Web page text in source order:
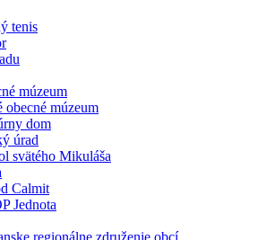
tenis
múzeum
obecné múzeum
dom
úrad
svätého Mikuláša
Calmit
Jednota
regionálne združenie obcí